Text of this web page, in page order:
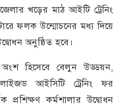
খড়ের মাঠ আইটি ট্রেনিং
ফলক উন্মোচনের মধ্য দিয়ে
অনুষ্ঠিত হবে।
অংশ হিসেবে বেলুন উড্ডয়ন,
আইসিটি ট্রেনিং ফর
প্রশিক্ষণ কর্মশালার উদ্বোধন